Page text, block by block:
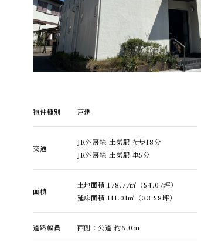
物件種別 戸建
交通
JR外房線 土気駅 徒歩18分
JR外房線 土気駅 車5分
面積
土地面積 178.77㎡（54.07坪）
延床面積 111.01㎡（33.58坪）
道路幅員 西側：公道 約6.0ｍ